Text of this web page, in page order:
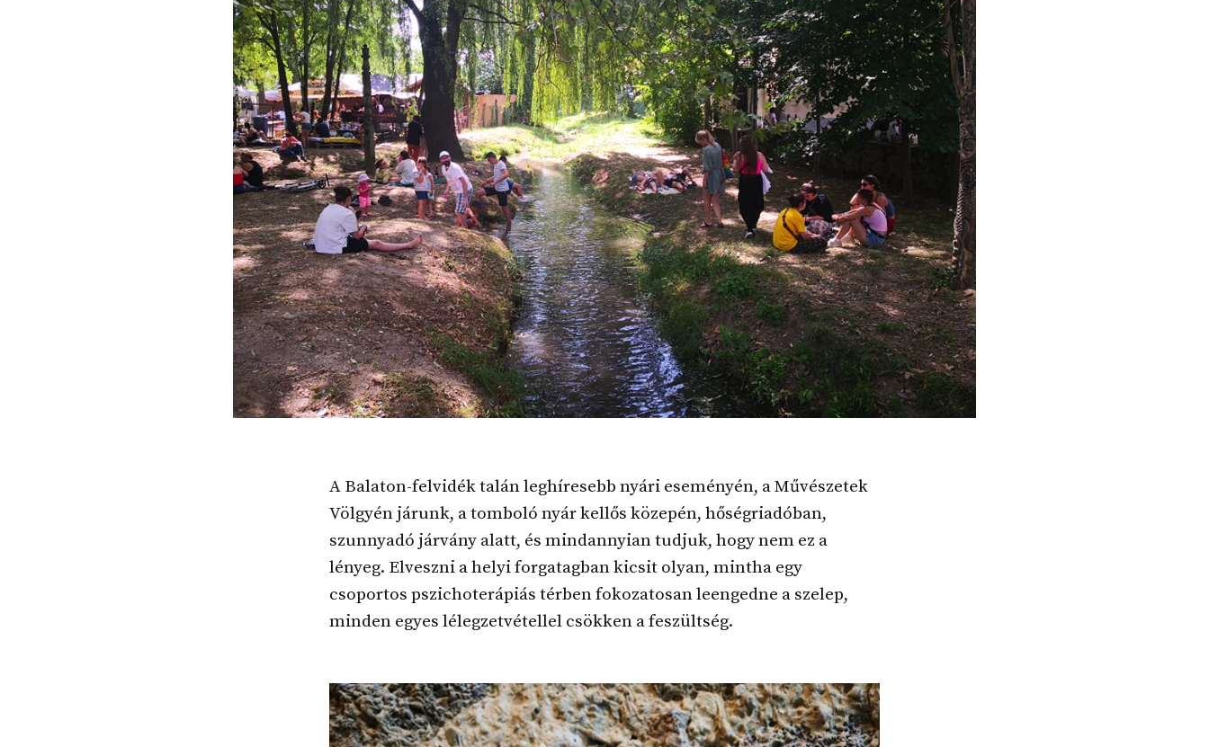
A Balaton-felvidék talán leghíresebb nyári eseményén, a Művészetek
Völgyén járunk, a tomboló nyár kellős közepén, hőségriadóban,
szunnyadó járvány alatt, és mindannyian tudjuk, hogy nem ez a
lényeg. Elveszni a helyi forgatagban kicsit olyan, mintha egy
csoportos pszichoterápiás térben fokozatosan leengedne a szelep,
minden egyes lélegzetvétellel csökken a feszültség.